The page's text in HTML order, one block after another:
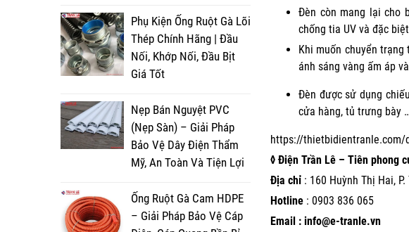
Phụ Kiện Ống Ruột Gà Lõi
Thép Chính Hãng | Đầu
Nối, Khớp Nối, Đầu Bịt
Giá Tốt
Nẹp Bán Nguyệt PVC
(Nẹp Sàn) – Giải Pháp
Bảo Vệ Dây Điện Thẩm
Mỹ, An Toàn Và Tiện Lợi
Ống Ruột Gà Cam HDPE
– Giải Pháp Bảo Vệ Cáp
Đèn còn mang lại cho
chống tia UV và đặc
Khi muốn chuyển
ánh sáng vàng ấm áp
Đèn được sử dụng
cửa hàng, tủ trưng bày
https://thietbidientranle.com/
◊ Điện Trần Lê – Tiên phong
Địa chỉ : 160 Huỳnh Thị Hai,
Hotline : 0903 836 065
Email : info@e-tranle.vn